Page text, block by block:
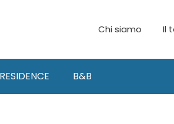
Chi siamo Il
RESIDENCE B&B